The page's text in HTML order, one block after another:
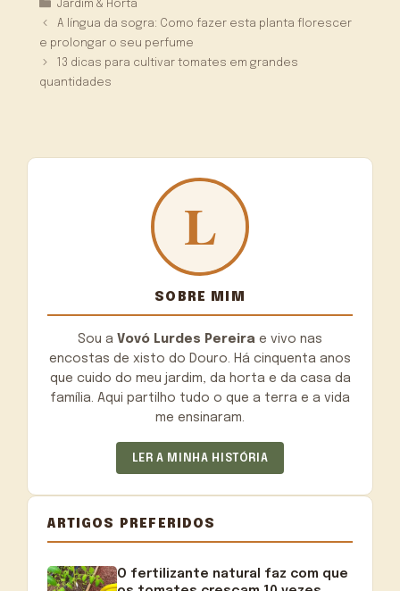
Jardim & Horta
A língua da sogra: Como fazer esta planta florescer
e prolongar o seu perfume
13 dicas para cultivar tomates em grandes
quantidades
SOBRE MIM
Sou a Vovó Lurdes Pereira e vivo nas
encostas de xisto do Douro. Há cinquenta anos
que cuido do meu jardim, da horta e da casa da
família. Aqui partilho tudo o que a terra e a vida
me ensinaram.
LER A MINHA HISTÓRIA
ARTIGOS PREFERIDOS
O fertilizante natural faz com que